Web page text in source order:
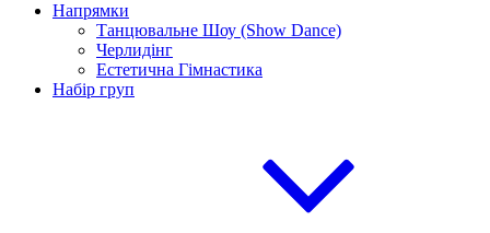
Напрямки
Танцювальне Шоу (Show Dance)
Черлидінг
Естетична Гімнастика
Набір груп